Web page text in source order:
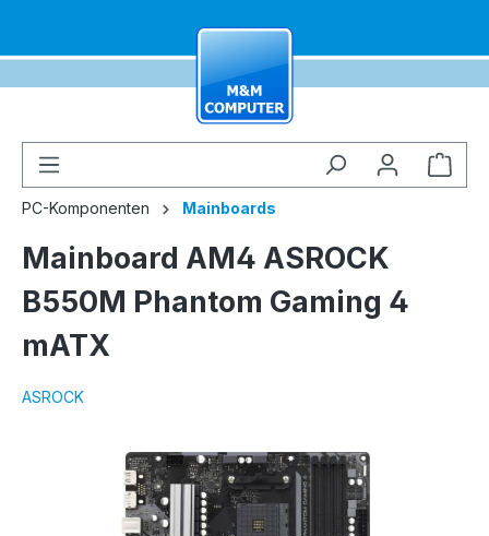
PC-Komponenten Mainboards
Mainboard AM4 ASROCK
B550M Phantom Gaming 4
mATX
ASROCK
Bildergalerie überspringen